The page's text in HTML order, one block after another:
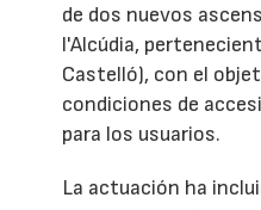
de dos nuevos
l'Alcúdia,
Castelló), con el
condiciones de
para los usuarios.
La actuación ha